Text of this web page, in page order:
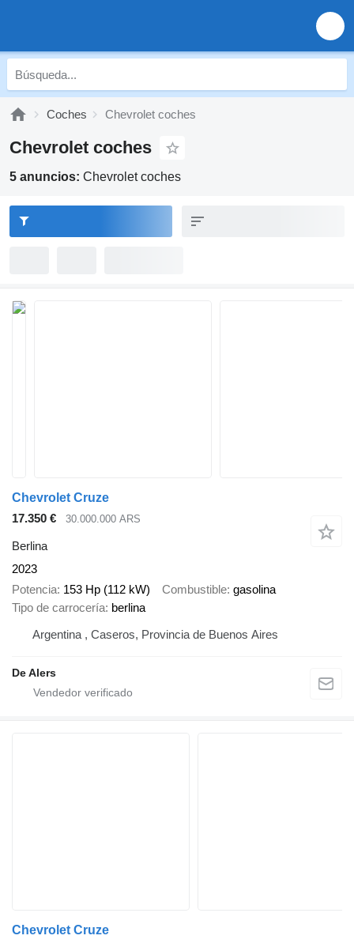
Coches Chevrolet coches
Chevrolet coches
5 anuncios: Chevrolet coches
Chevrolet Cruze
17.350 €
30.000.000 ARS
Berlina
2023
Potencia 153 Hp (112 kW) Combustible gasolina
Tipo de carrocería berlina
Argentina , Caseros, Provincia de Buenos Aires
De Alers
Chevrolet Cruze